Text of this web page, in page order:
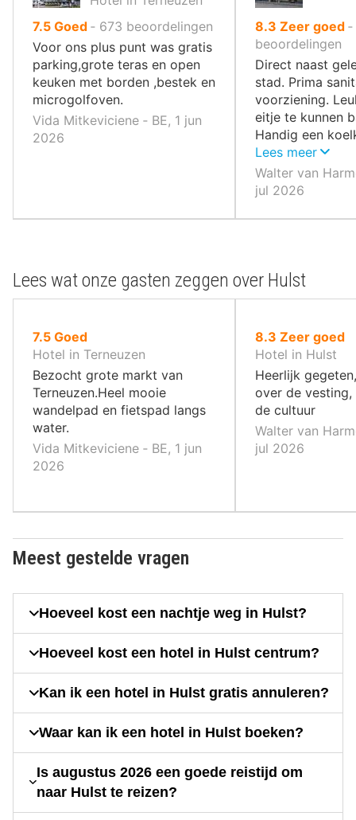
7.5uit
10
,
Goed ‐ 673 beoordelingen
Voor ons plus punt was gratis
parking,grote teras en open
keuken met borden ,bestek en
microgolfoven.
Vida Mitkeviciene ‐ BE, 1 jun
2026
8.3 uit
10
,
Zeer goed ‐
beoordelingen
Direct naast
stad. Prima
voorziening.
eitje te kunnen
Handig een
kamer
Lees meer
Walter van
jul 2026
Lees wat onze gasten zeggen over Hulst
7.5uit
10
,
Goed
Hotel in Terneuzen
Bezocht grote markt van
Terneuzen.Heel mooie
wandelpad en fietspad langs
water.
Vida Mitkeviciene ‐ BE, 1 jun
2026
8.3 uit
10
,
Zeer goed
Hotel in Hulst
Heerlijk
over de vesting,
de cultuur
Walter van
jul 2026
Meest gestelde vragen
Hoeveel kost een nachtje weg in Hulst?
Hoeveel kost een hotel in Hulst centrum?
Kan ik een hotel in Hulst gratis annuleren?
Waar kan ik een hotel in Hulst boeken?
Is augustus 2026 een goede reistijd om
naar Hulst te reizen?